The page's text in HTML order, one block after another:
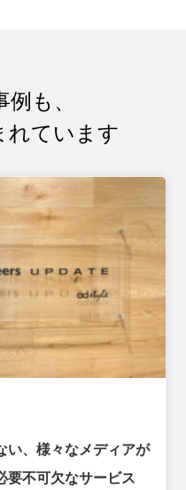
も、
れています
い、様々なメディアが
要不可欠なサービス